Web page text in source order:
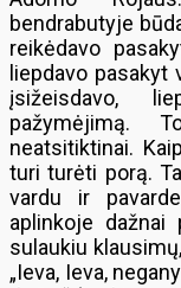
bendrabutyje
reikėdavo
liepdavo pasakyt
įsižeisdavo,
pažymėjimą.
neatsitiktinai.
turi turėti porą.
vardu ir
aplinkoje dažnai
sulaukiu
„Ieva, Ieva,